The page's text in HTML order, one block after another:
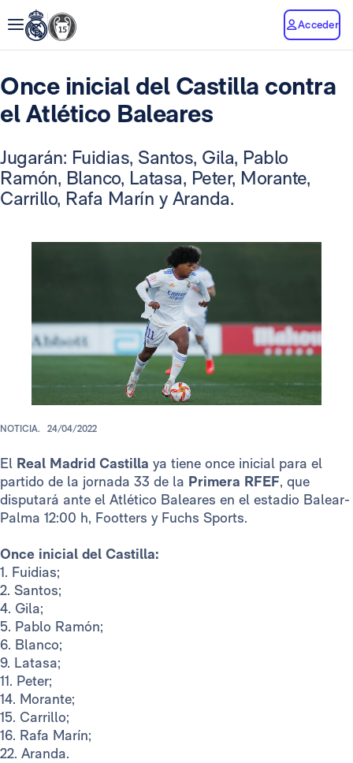
Acceder
Once inicial del Castilla contra
el Atlético Baleares
Jugarán: Fuidias, Santos, Gila, Pablo
Ramón, Blanco, Latasa, Peter, Morante,
Carrillo, Rafa Marín y Aranda.
NOTICIA. 24/04/2022
El Real Madrid Castilla ya tiene once inicial para el
partido de la jornada 33 de la Primera RFEF, que
disputará ante el Atlético Baleares en el estadio Balear-
Palma 12:00 h, Footters y Fuchs Sports.
Once inicial del Castilla:
1. Fuidias;
2. Santos;
4. Gila;
5. Pablo Ramón;
6. Blanco;
9. Latasa;
11. Peter;
14. Morante;
15. Carrillo;
16. Rafa Marín;
22. Aranda.